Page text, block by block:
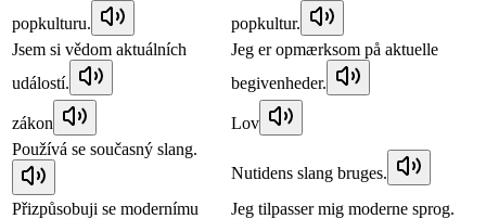
popkulturu.
popkultur.
Jsem si vědom aktuálních
událostí.
Jeg er opmærksom på aktuelle
begivenheder.
zákon
Lov
Používá se současný slang.
Nutidens slang bruges.
Přizpůsobuji se modernímu
Jeg tilpasser mig moderne sprog.